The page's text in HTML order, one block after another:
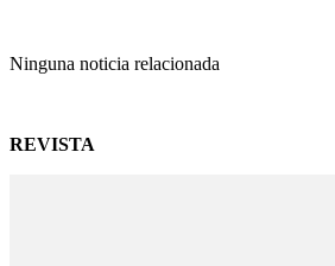
Ninguna noticia relacionada
REVISTA